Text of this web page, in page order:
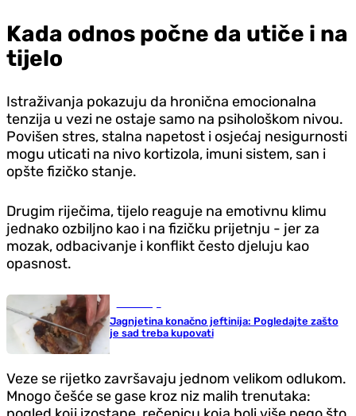
Kada odnos počne da utiče i na
tijelo
Istraživanja pokazuju da hronična emocionalna
tenzija u vezi ne ostaje samo na psihološkom nivou.
Povišen stres, stalna napetost i osjećaj nesigurnosti
mogu uticati na nivo kortizola, imuni sistem, san i
opšte fizičko stanje.
Drugim riječima, tijelo reaguje na emotivnu klimu
jednako ozbiljno kao i na fizičku prijetnju - jer za
mozak, odbacivanje i konflikt često djeluju kao
opasnost.
Jagnjetina konačno jeftinija: Pogledajte zašto
je sad treba kupovati
Veze se rijetko završavaju jednom velikom odlukom.
Mnogo češće se gase kroz niz malih trenutaka: